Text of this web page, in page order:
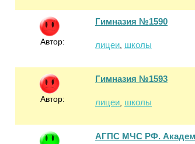
Автор:
Гимназия №1590
лицеи школы
Автор:
Гимназия №1593
лицеи школы
АГПС МЧС РФ.